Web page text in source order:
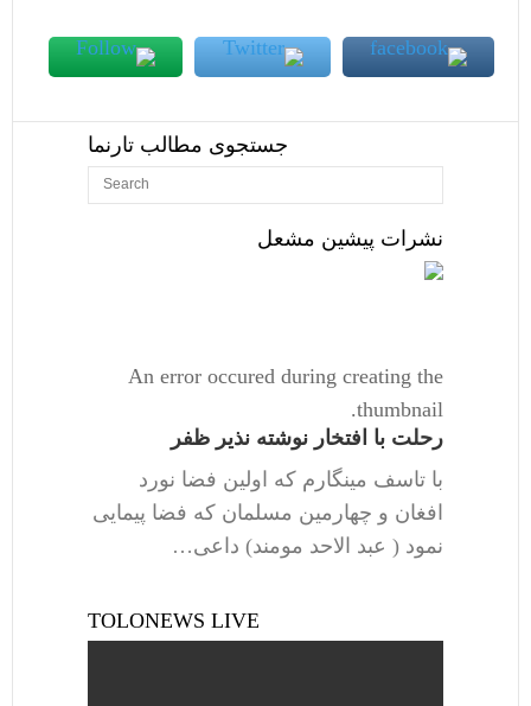
جستجوی مطالب تارنما
نشرات پیشین مشعل
An error occured during creating the
thumbnail.
رحلت با افتخار نوشته نذیر ظفر
با تاسف مینگارم که اولین فضا نورد
افغان و چهارمین مسلمان که فضا پیمایی
نمود ( عبد الاحد مومند) داعی…
TOLONEWS LIVE